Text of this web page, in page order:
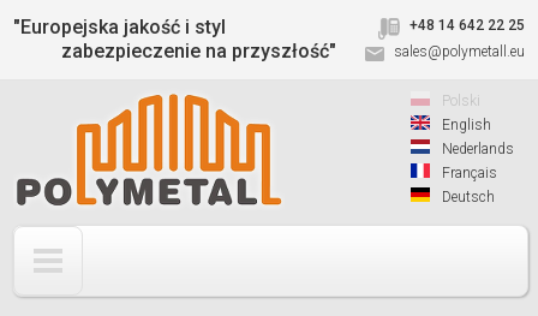
Jump to navigation
"Europejska jakość i styl
zabezpieczenie na przyszłość"
+48 14 642 22 25
sales@polymetall.eu
Polski
English
Nederlands
Français
Deutsch